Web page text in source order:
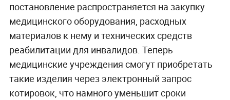
постановление распространяется на закупку
медицинского оборудования, расходных
материалов к нему и технических средств
реабилитации для инвалидов. Теперь
медицинские учреждения смогут приобретать
такие изделия через электронный запрос
котировок, что намного уменьшит сроки